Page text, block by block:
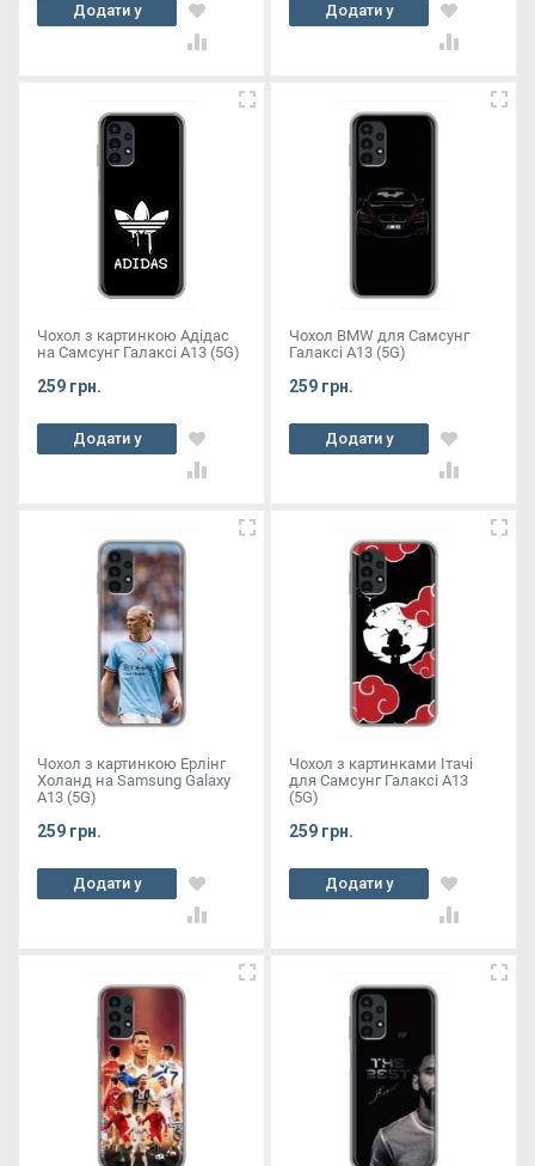
Додати у
кошик
Додати у
кошик
Чохол з картинкою Адідас
на Самсунг Галаксі А13 (5G)
259 грн.
Додати у
кошик
Чохол BMW для Самсунг
Галаксі А13 (5G)
259 грн.
Додати у
кошик
Чохол з картинкою Ерлінг
Холанд на Samsung Galaxy
A13 (5G)
259 грн.
Додати у
кошик
Чохол з картинками Ітачі
для Самсунг Галаксі А13
(5G)
259 грн.
Додати у
кошик